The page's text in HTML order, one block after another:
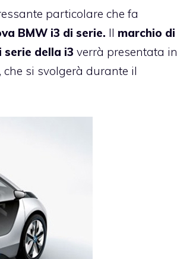
particolare che fa
BMW i3 di serie. Il marchio di
serie della i3 verrà presentata in
, che si svolgerà durante il